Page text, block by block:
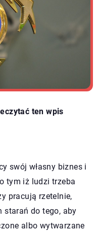
ten wpis
swój własny biznes i
tym iż ludzi trzeba
pracują rzetelnie,
starań do tego, aby
albo wytwarzane